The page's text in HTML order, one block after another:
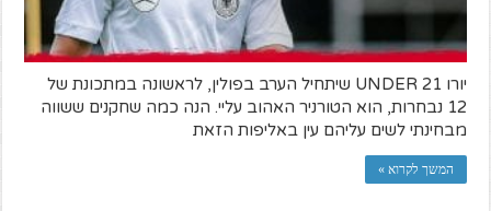
יורו UNDER 21 שיתחיל הערב בפולין, לראשונה במתכונת של
12 נבחרות, הוא הטורניר האהוב עליי. הנה כמה שחקנים ששווה
מבחינתי לשים עליהם עין באליפות הזאת
המשך לקרוא »